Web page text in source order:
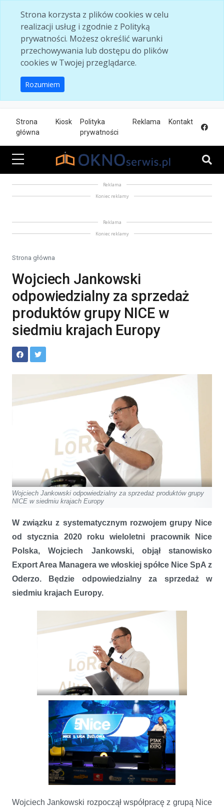
Strona korzysta z plików cookies w celu
realizacji usług i zgodnie z Polityką
prywatności. Możesz określić warunki
przechowywania lub dostępu do plików
cookies w Twojej przeglądarce.
Rozumiem
Strona
główna
Kiosk
Polityka
prywatności
Reklama Kontakt
Reklama
Koniec reklamy
Reklama
Koniec reklamy
Strona główna
Wojciech Jankowski
odpowiedzialny za sprzedaż
produktów grupy NICE w
siedmiu krajach Europy
Wojciech Jankowski odpowiedzialny za sprzedaż produktów grupy
NICE w siedmiu krajach Europy
W związku z systematycznym rozwojem grupy Nice
od stycznia 2020 roku wieloletni pracownik Nice
Polska, Wojciech Jankowski, objął stanowisko
Export Area Managera we włoskiej spółce Nice SpA z
Oderzo. Będzie odpowiedzialny za sprzedaż w
siedmiu krajach Europy.
Wojciech Jankowski rozpoczął współpracę z grupą Nice